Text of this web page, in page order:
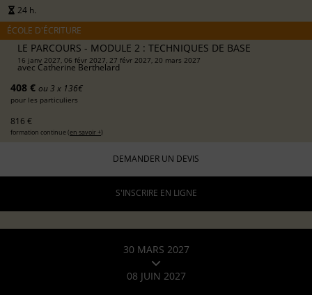
24 h.
ÉCOLE D'ÉCRITURE
LE PARCOURS - MODULE 2 : TECHNIQUES DE BASE
16 janv 2027, 06 févr 2027, 27 févr 2027, 20 mars 2027
avec Catherine Berthelard
408 € ou 3 x 136€
pour les particuliers
816 €
formation continue (en savoir +)
DEMANDER UN DEVIS
S'INSCRIRE EN LIGNE
30 MARS 2027
08 JUIN 2027